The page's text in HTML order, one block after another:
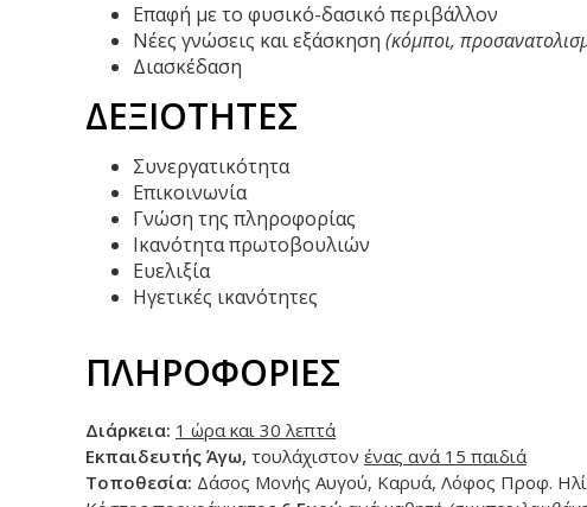
Επαφή με το φυσικό-δασικό περιβάλλον
Νέες γνώσεις και εξάσκηση (κόμποι,
Διασκέδαση
ΔΕΞΙΟΤΗΤΕΣ
Συνεργατικότητα
Επικοινωνία
Γνώση της πληροφορίας
Ικανότητα πρωτοβουλιών
Ευελιξία
Ηγετικές ικανότητες
ΠΛΗΡΟΦΟΡΙΕΣ
Διάρκεια: 1 ώρα και 30 λεπτά
Εκπαιδευτής Άγω, τουλάχιστον ένας ανά 15 παιδιά
Τοποθεσία: Δάσος Μονής Αυγού, Καρυά, Λόφος Προφ.